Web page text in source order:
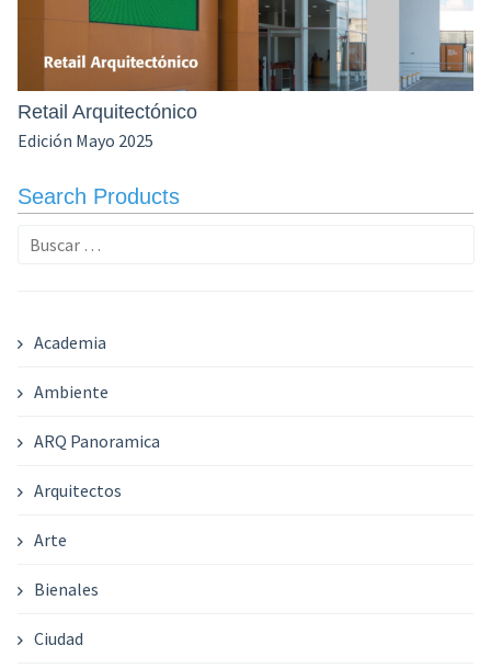
Retail Arquitectónico
Edición Mayo 2025
Search Products
Buscar:
Academia
Ambiente
ARQ Panoramica
Arquitectos
Arte
Bienales
Ciudad